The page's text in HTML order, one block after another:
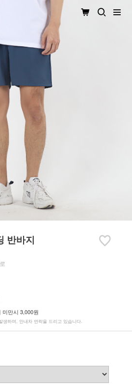
반바지
미만시 3,000원
생하며, 안내차 연락을 드리고 있습니다.